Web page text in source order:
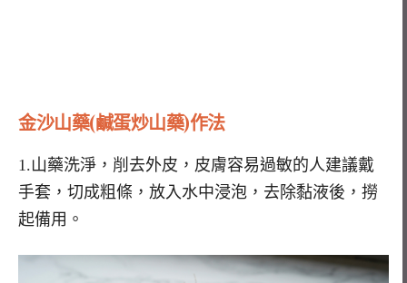
金沙山藥(鹹蛋炒山藥)作法
1.山藥洗淨，削去外皮，皮膚容易過敏的人建議戴
手套，切成粗條，放入水中浸泡，去除黏液後，撈
起備用。